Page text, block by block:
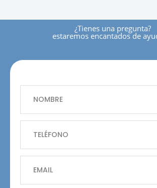
¿tienes una pregunta?
estaremos encantados de